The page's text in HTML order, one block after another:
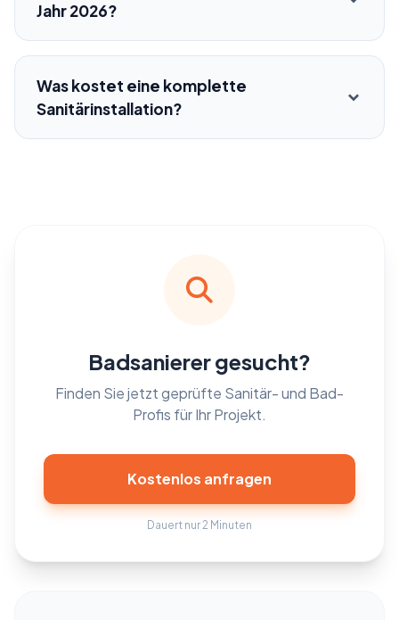
Jahr 2026?
Was kostet eine komplette
Sanitärinstallation?
Badsanierer gesucht?
Finden Sie jetzt geprüfte Sanitär- und Bad-
Profis für Ihr Projekt.
Kostenlos anfragen
Dauert nur 2 Minuten